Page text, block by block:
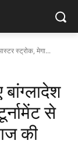
स्ट्रोक, मेगा...
से
की